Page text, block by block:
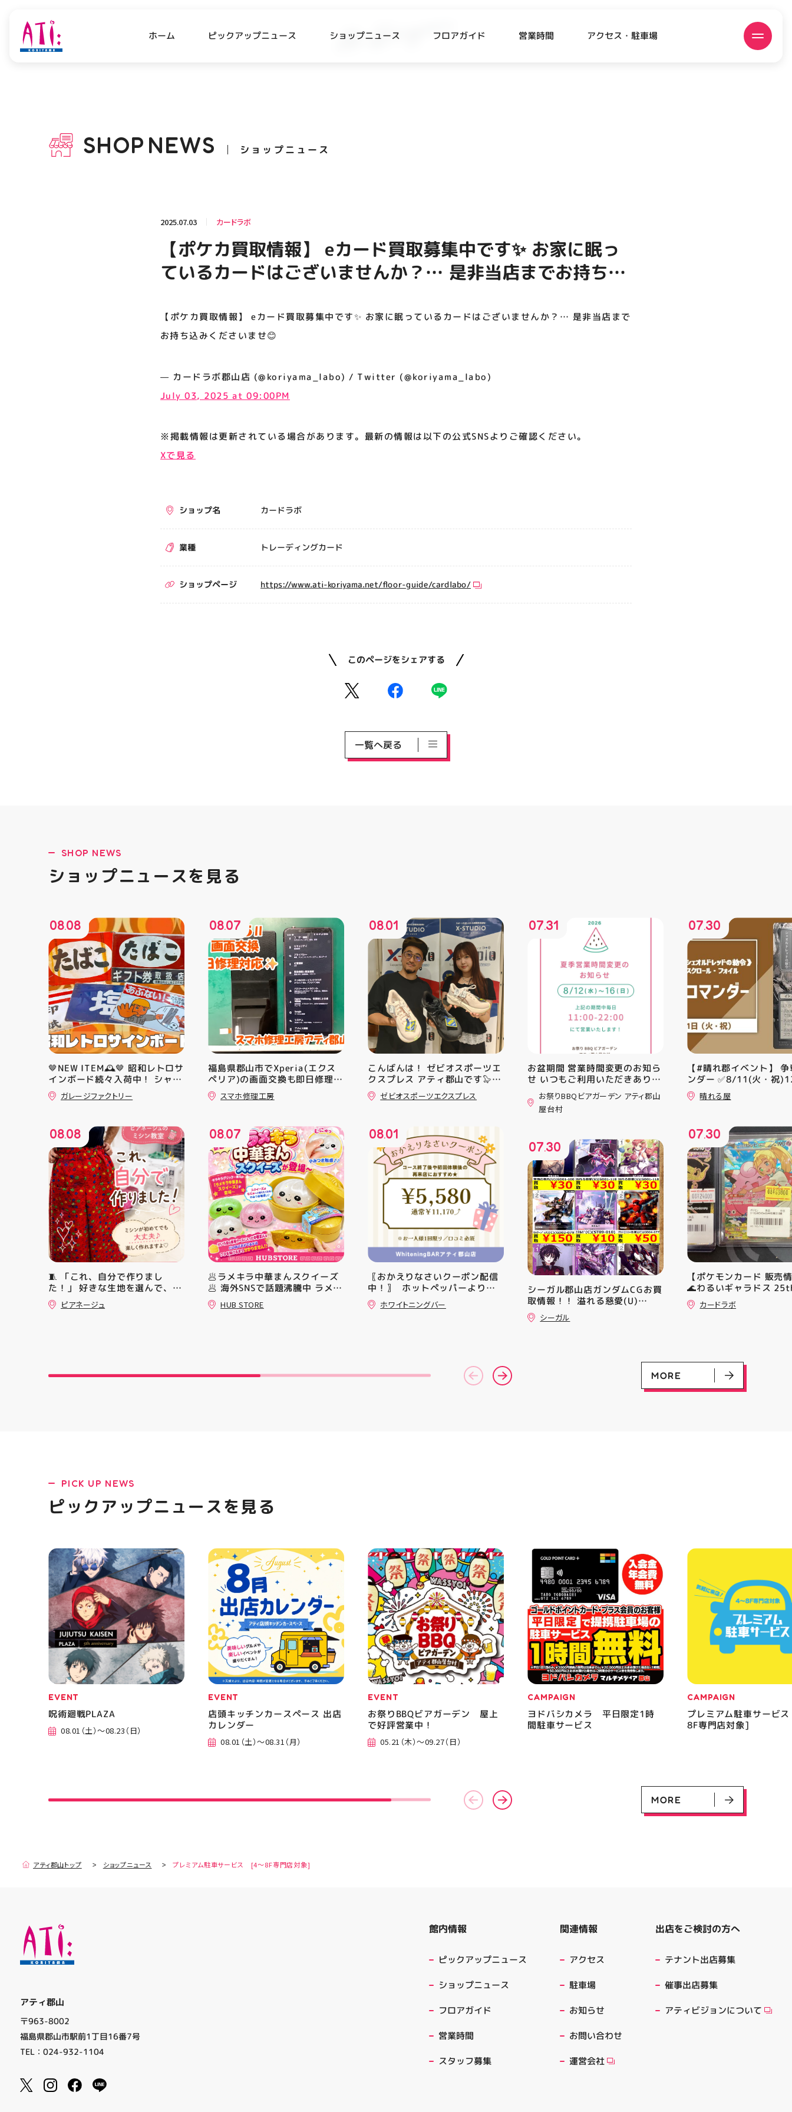
ホーム ピックアップニュース ショップニュース フロアガイド 営業時間 アクセス・駐車場
テナント出店募集
催事出店募集 EVENT
呪術廻戦PLAZA
EVENT
店頭キッチンカースペース 出店
カレンダー
EVENT
お祭りBBQビアガーデン 屋上
で好評営業中！
CAMPAIGN
ヨドバシカメラ 平日限定1時
間駐車サービス
CAMPAIGN
プレミアム駐車サービス [4～
8F専門店対象]
SHOP NEWS ショップニュース
2025.07.03 カードラボ
【ポケカ買取情報】 eカード買取募集中です✨ お家に眠っ
ているカードはございませんか？… 是非当店までお持ち込
【ポケカ買取情報】 eカード買取募集中です✨ お家に眠っているカードはございませんか？… 是非当店まで
お持ち込みくださいませ😊
— カードラボ郡山店 (@koriyama_labo) / Twitter (@koriyama_labo)
July 03, 2025 at 09:00PM
※掲載情報は更新されている場合があります。最新の情報は以下の公式SNSよりご確認ください。
Xで見る
ショップ名 カードラボ
業種 トレーディングカード
ショップページ https://www.ati-koriyama.net/floor-guide/cardlabo/
このページをシェアする
一覧へ戻る
SHOP NEWS
ショップニュースを見る
08.08
🤎NEW ITEM🕰️🤎 昭和レトロサ
インボード続々入荷中！ シャレ
オツでナウイ すべてA4サイズ
なのでインテリアにも 取り入れ
アティ郡山 #福島県 #郡山駅前
#郡山市
ガレージファクトリー
08.08
🧵 「これ、自分で作りまし
た！」 好きな生地を選んで、ミ
シンで少しずつ形にしていく時
間 完成した時の嬉しさは格別で
大歓迎です お洋服・バッグ・小
になる方はDMまたは店頭でお気
軽にお問い合わせください 写真
を横にスワイプして、完成まで
の様子も見てね #ピアネージュ
手作り 洋裁 ソーイング 郡山市
郡山 福島県 手作りのある暮ら
し
ピアネージュ
08.07
福島県郡山市でXperia(エクス
ペリア)の画面交換も即日修理対
応😊💪スマホ修理工房
08.07
🥟ラメキラ中華まんスクイーズ
🥟 海外SNSで話題沸騰中 ラメキ
ラ中華まんスクイーズが新登
場！ キラキラグリッター素材が
ラ中華まん #スクイーズ #中華
HUB STORE
08.01
こんばんは！ ゼビオスポーツエ
クスプレス アティ郡山です🦭
・ ★本日のラジオ★は アシッ
クスからランニングシューズ
反発性に優れた「FF TURBO
SQUARED」を新搭載し、推進力
を向上させました！
☆ASICSGRIPを前足部に追加
し、グリップ力を向上させまし
た！ ☆市場トレンドの反発性と
クッション性を表したデザイン
と優れた通気性を兼ね備えた
「エンジニアードウーブンアッ
パー」を搭載しました！ ・ 長
距離をカジュアルに走りたい方
や仕事履き、夏のお出かけで長
距離歩く方向けのクッションシ
ューズになっています 人気ラン
ニングシューズの最新作になり
ます！ ・ 気になる方は是非、
ゼビオスポーツエクスプレス
08.01
〖おかえりなさいクーポン配信
中！〗 ⁡ ホットペッパーより通
常￥11,170······▸ ￥5️⃣,5️⃣8️⃣0️⃣
のお得なクーポン配信中です★ ⁡
ご予約、ご来店お待ちしており
ます️ #ホワイトニンク #ホワイ
ホワイトニングバー
07.31
お盆期間 営業時間変更のお知ら
せ いつもご利用いただきありが
とうございます！ 8月12日
(水)〜8月16日(日) は、 営業時
間を変更して営業いたします
みいただけます ご家族とのお食
事やご友人との集まり、夏休み
のお出かけにもぴったり！ 屋台
グルメとBBQを一緒に楽しめる
「お祭りBBQビアガーデン」
で、夏の思い出を作りません
か？ 皆さまのご来店をスタッフ
一同、心よりお待ちしておりま
す お祭りBBQビアガーデン ア
ティ郡山屋台村
━━━━━━━━━━━━━━
━ ご予約・詳細はプロフィール
━━━━━━━━━━━━━━
━ #アティ郡山 #郡山 #郡山グ
ルメ #郡山BBQ #ビアガーデン
#お祭りBBQ #屋台グルメ #手
おでかけ #夏の思い出 #BBQ
お祭りBBQビアガーデン アティ郡山
屋台村
07.30
シーガル郡山店ガンダムCGお買
取情報！！ 溢れる慈愛(U)
(GD01-118) ￥30 覚悟の表れ
(U)(GD01-100) ￥30 ﾌﾗｯﾄ(ﾐﾘ
シーガル
07.30
【#晴れ郡イベント】
ンダー ✅8/11(火・祝
⚔️イベント構成⚔️ スイス
+決勝ラウンド 🏆賞品
レッドの勅令》シルバ
ール・Foil×1枚 2-4位：
2,000pt 5-8位：
加お待ちしております！
晴れる屋
07.30
【ポケモンカード 販売
🌊わるいギャラドス
ーリエのピッピex 🔮ミ
vmax UR 入荷いたしま
カードラボ
MORE
PICK UP NEWS
ピックアップニュースを見る
EVENT
呪術廻戦PLAZA
08.01（土）～08.23（日）
EVENT
店頭キッチンカースペース 出店
カレンダー
08.01（土）～08.31（月）
EVENT
お祭りBBQビアガーデン 屋上
で好評営業中！
05.21（木）～09.27（日）
CAMPAIGN
ヨドバシカメラ 平日限定1時
間駐車サービス
CAMPAIGN
プレミアム駐車サービ
8F専門店対象]
MORE
アティ郡山トップ ショップニュース プレミアム駐車サービス [4～8F専門店対象]
アティ郡山
〒963-8002
福島県郡山市駅前1丁目16番7号
TEL：024-932-1104
館内情報
ピックアップニュース
ショップニュース
フロアガイド
営業時間
スタッフ募集
関連情報
アクセス
駐車場
お知らせ
お問い合わせ
運営会社
出店をご検討の方へ
テナント出店募集
催事出店募集
アティビジョンについて